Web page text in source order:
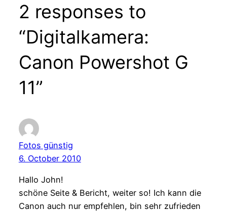
2 responses to
“Digitalkamera:
Canon Powershot G
11”
Fotos günstig
6. October 2010
Hallo John!
schöne Seite & Bericht, weiter so! Ich kann die
Canon auch nur empfehlen, bin sehr zufrieden